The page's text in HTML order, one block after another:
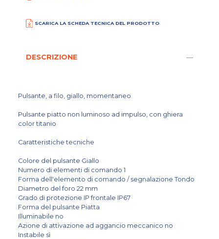
SCARICA LA SCHEDA TECNICA DEL PRODOTTO
DESCRIZIONE
Pulsante, a filo, giallo, momentaneo
Pulsante piatto non luminoso ad impulso, con ghiera
color titanio
Caratteristiche tecniche
Colore del pulsante Giallo
Numero di elementi di comando 1
Forma dell'elemento di comando / segnalazione Tondo
Diametro del foro 22 mm
Grado di protezione IP frontale IP67
Forma del pulsante Piatta
Illuminabile no
Azione di attivazione ad aggancio meccanico no
Instabile sì